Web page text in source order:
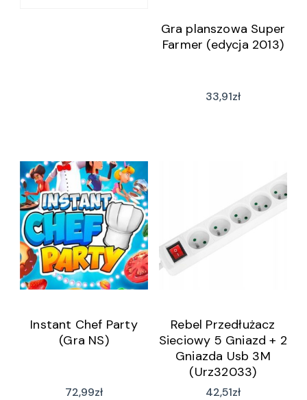
Gra planszowa Super
Farmer (edycja 2013)
33,91zł
Instant Chef Party
(Gra NS)
72,99zł
Rebel Przedłużacz
Sieciowy 5 Gniazd + 2
Gniazda Usb 3M
(Urz32033)
42,51zł